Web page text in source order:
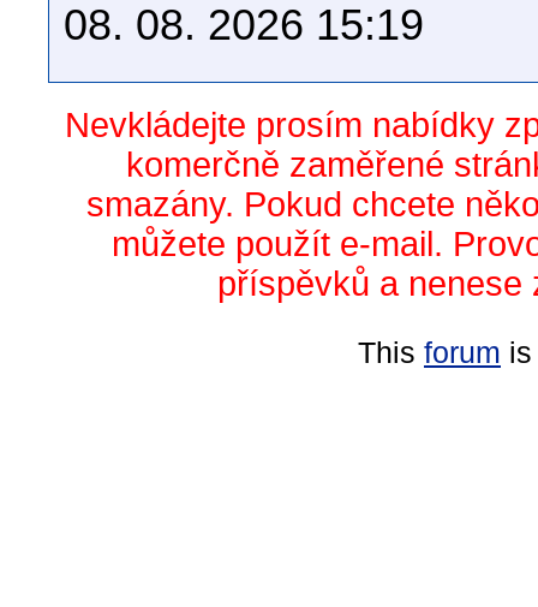
08. 08. 2026 15:19
Nevkládejte prosím nabídky
komerčně zaměřené
smazány. Pokud chcete
můžete použít e-mail.
příspěvků a nenese
This forum